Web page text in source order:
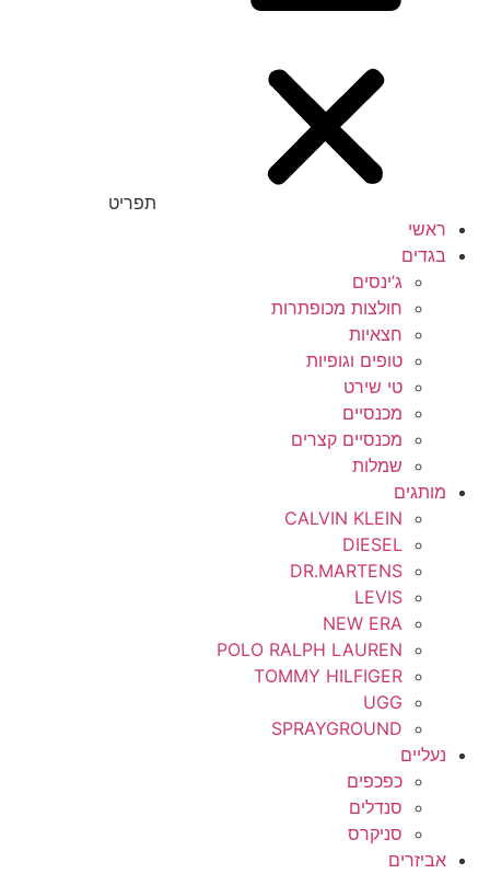
תפריט
ראשי
בגדים
ג’ינסים
חולצות מכופתרות
חצאיות
טופים וגופיות
טי שירט
מכנסיים
מכנסיים קצרים
שמלות
מותגים
CALVIN KLEIN
DIESEL
DR.MARTENS
LEVIS
NEW ERA
POLO RALPH LAUREN
TOMMY HILFIGER
UGG
SPRAYGROUND
נעליים
כפכפים
סנדלים
סניקרס
אביזרים